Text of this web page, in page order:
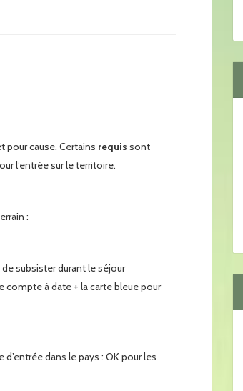
pour cause. Certains requis sont
l’entrée sur le territoire.
:
subsister durant le séjour
compte à date + la carte bleue pour
dans le pays : OK pour les